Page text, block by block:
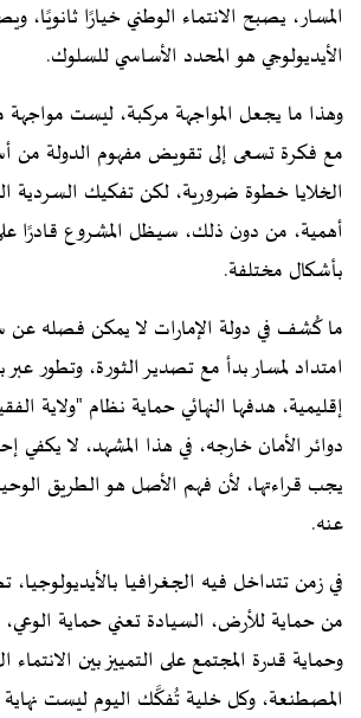
المسار، يصبح الانتماء الوطني خيارًا ثانويًا،
الأيديولوجي هو المحدد الأساسي للسلوك.
وهذا ما يجعل المواجهة مركبة، ليست
مع فكرة تسعى إلى تقويض مفهوم الدولة من
الخلايا خطوة ضرورية، لكن تفكيك السردية
أهمية، من دون ذلك، سيظل المشروع قادرًا
بأشكال مختلفة.
ما كُشف في دولة الإمارات لا يمكن فصله عن
امتداد لمسار بدأ مع تصدير الثورة، وتطور
إقليمية، هدفها النهائي حماية نظام "ولاية
دوائر الأمان خارجه، في هذا المشهد، لا يكفي
يجب قراءتها، لأن فهم الأصل هو الطريق
عنه.
في زمن تتداخل فيه الجغرافيا بالأيديولوجيا،
من حماية للأرض، السيادة تعني حماية الوعي،
وحماية قدرة المجتمع على التمييز بين الانتماء
المصطنعة، وكل خلية تُفكَّك اليوم ليست